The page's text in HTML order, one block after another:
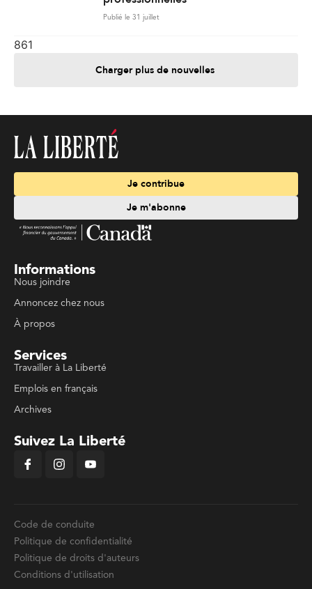
Publié le 31 juillet
861
Charger plus de nouvelles
Je contribue
Je m'abonne
Informations
Nous joindre
Annoncez chez nous
À propos
Services
Travailler à La Liberté
Emplois en français
Archives
Suivez La Liberté
Code de conduite
Politique de confidentialité
Politique de droits d'auteurs
Conditions d'utilisation